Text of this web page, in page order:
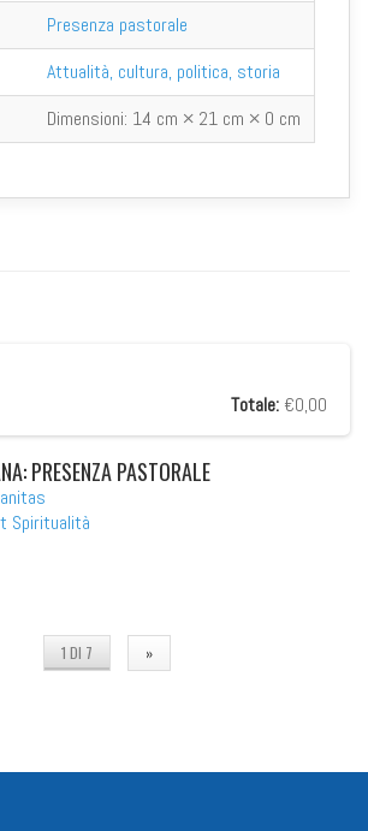
Presenza pastorale
Attualità, cultura, politica, storia
Dimensioni: 14 cm × 21 cm × 0 cm
Totale: €0,00
PRESENZA PASTORALE
Spiritualità
1 DI 7 »